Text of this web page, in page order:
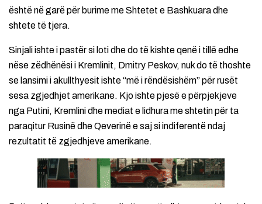
është në garë për burime me Shtetet e Bashkuara dhe
shtete të tjera.
Sinjali ishte i pastër si loti dhe do të kishte qenë i tillë edhe
nëse zëdhënësi i Kremlinit, Dmitry Peskov, nuk do të thoshte
se lansimi i akullthyesit ishte “më i rëndësishëm” për rusët
sesa zgjedhjet amerikane. Kjo ishte pjesë e përpjekjeve
nga Putini, Kremlini dhe mediat e lidhura me shtetin për ta
paraqitur Rusinë dhe Qeverinë e saj si indiferentë ndaj
rezultatit të zgjedhjeve amerikane.